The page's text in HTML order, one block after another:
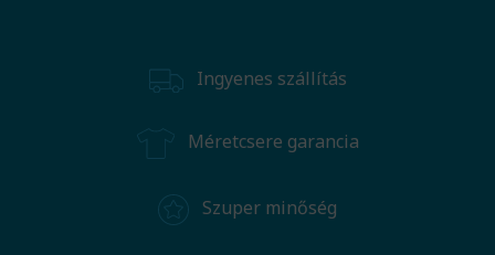
Ingyenes szállítás
Méretcsere garancia
Szuper minőség